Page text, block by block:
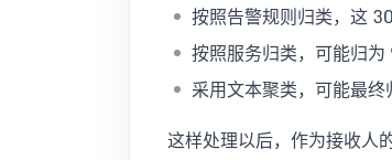
按照告警规则归类，这
按照服务归类，可能归为
采用文本聚类，可能最终
这样处理以后，作为接收人